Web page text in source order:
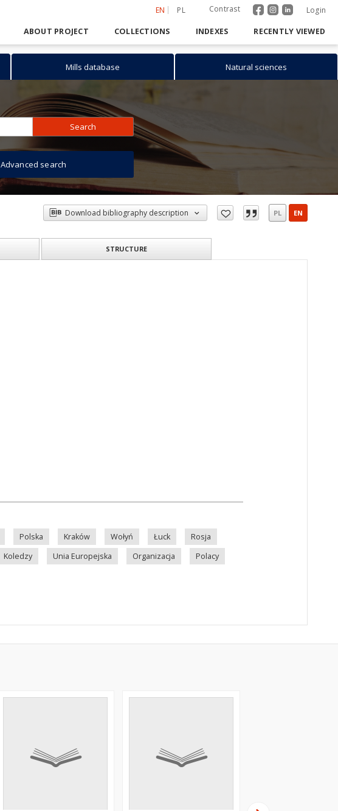
EN PL Contrast Login
ABOUT PROJECT COLLECTIONS INDEXES RECENTLY VIEWED
Mills database Natural sciences
Search
Advanced search
Download bibliography description PL EN
STRUCTURE
Polska Kraków Wołyń Łuck
Rosja
Koledzy Unia Europejska Organizacja
Polacy